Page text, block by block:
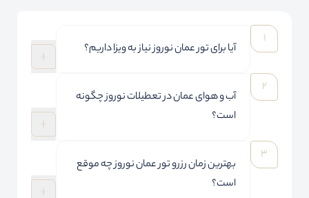
آیا برای تور عمان نوروز نیاز به ویزا داریم؟
آب و هوای عمان در تعطیلات نوروز چگونه
است؟
بهترین زمان رزرو تور عمان نوروز چه موقع
است؟